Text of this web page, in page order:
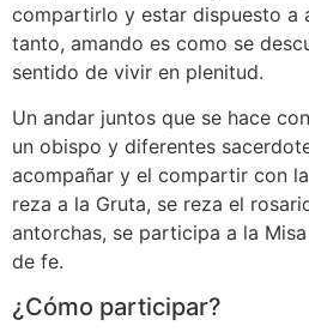
compartirlo y estar dispuesto a
tanto, amando es como se
sentido de vivir en plenitud.
Un andar juntos que se hace
un obispo y diferentes
acompañar y el compartir con
reza a la Gruta, se reza el
antorchas, se participa a la
de fe.
¿Cómo participar?